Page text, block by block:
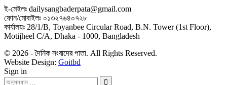
ই-মেইলঃ dailysangbaderpata@gmail.com
ফোন/মোবাইলঃ ০১৩২৭৬৪০৭২৮
কার্যালয়ঃ 28/1/B, Toyanbee Circular Road, B.N. Tower (1st Floor),
Motijheel C/A, Dhaka - 1000, Bangladesh
© 2026 - দৈনিক সংবাদের পাতা. All Rights Reserved.
Website Design: Goitbd
Sign in